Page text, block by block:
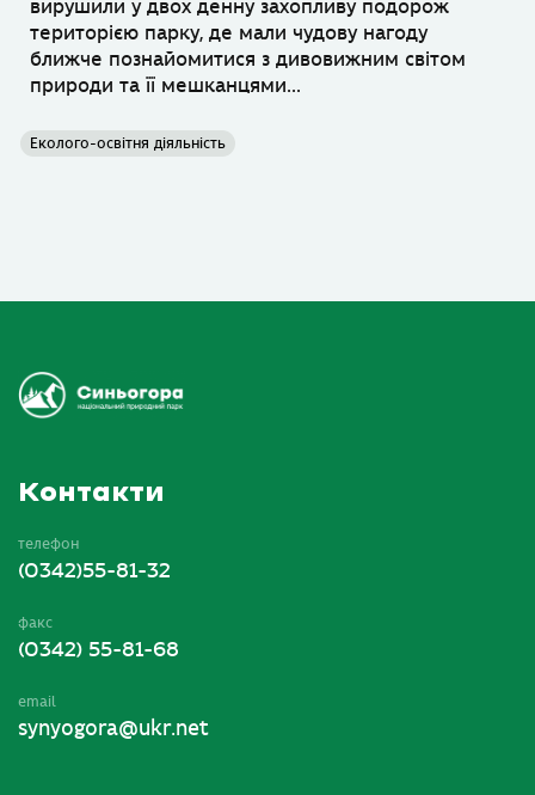
вирушили у двох денну захопливу подорож
територією парку, де мали чудову нагоду
ближче познайомитися з дивовижним світом
природи та її мешканцями...
Еколого-освітня діяльність
Контакти
телефон
(0342)55-81-32
факс
(0342) 55-81-68
email
synyogora@ukr.net